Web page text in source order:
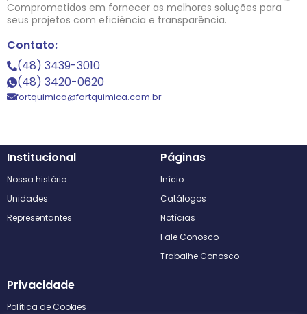
Comprometidos em fornecer as melhores soluções para
seus projetos com eficiência e transparência.
Contato:
(48) 3439-3010
(48) 3420-0620
fortquimica@fortquimica.com.br
Institucional
Nossa história
Unidades
Representantes
Páginas
Início
Catálogos
Notícias
Fale Conosco
Trabalhe Conosco
Privacidade
Política de Cookies